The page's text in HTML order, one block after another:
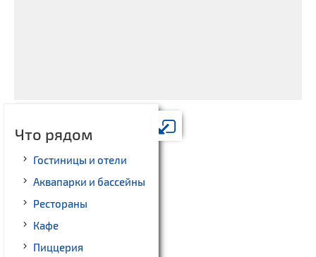
Что рядом
Гостиницы и отели
Аквапарки и бассейны
Рестораны
Кафе
Пиццерия